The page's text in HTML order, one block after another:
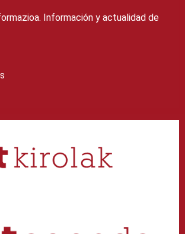
Información y actualidad de